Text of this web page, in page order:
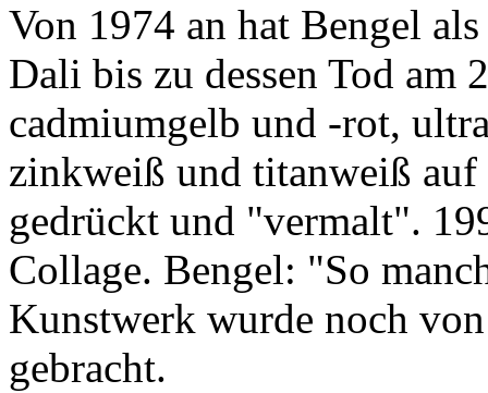
Von 1974 an hat Bengel
Dali bis zu dessen Tod am
cadmiumgelb und -rot,
zinkweiß und titanweiß
gedrückt und "vermalt".
Collage. Bengel: "So
Kunstwerk wurde noch
gebracht.